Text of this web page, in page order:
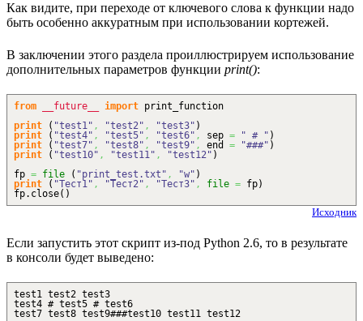
Как видите, при переходе от ключевого слова к функции надо
быть особенно аккуратным при использовании кортежей.
В заключении этого раздела проиллюстрируем использование
дополнительных параметров функции print():
from __future__ import print_function
print
( "test1" , "test2" , "test3" )
print
( "test4" , "test5" , "test6" , sep = " # " )
print
( "test7" , "test8" , "test9" , end = "###" )
print
( "test10" , "test11" , "test12" )
fp = file ( "print_test.txt" , "w" )
print
( "Тест1" , "Тест2" , "Тест3" , file = fp)
fp. close( )
Исходник
Если запустить этот скрипт из-под Python 2.6, то в результате
в консоли будет выведено:
test1 test2 test3
test4 # test5 # test6
test7 test8 test9###test10 test11 test12